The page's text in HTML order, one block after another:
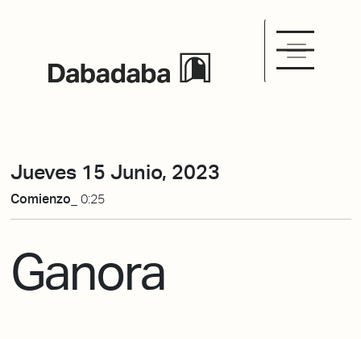
Jueves 15 Junio, 2023
Comienzo_ 0:25
Ganora